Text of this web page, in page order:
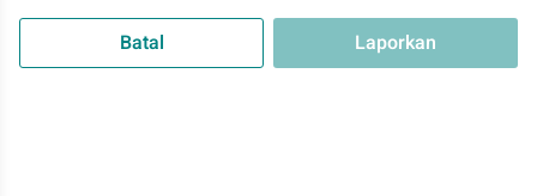
Batal Laporkan